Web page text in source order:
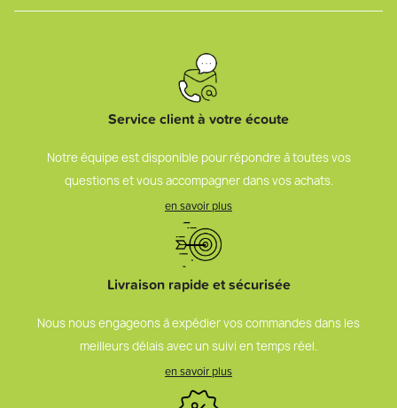
Service client à votre écoute
Notre équipe est disponible pour répondre à toutes vos
questions et vous accompagner dans vos achats.
en savoir plus
Livraison rapide et sécurisée
Nous nous engageons à expédier vos commandes dans les
meilleurs délais avec un suivi en temps réel.
en savoir plus